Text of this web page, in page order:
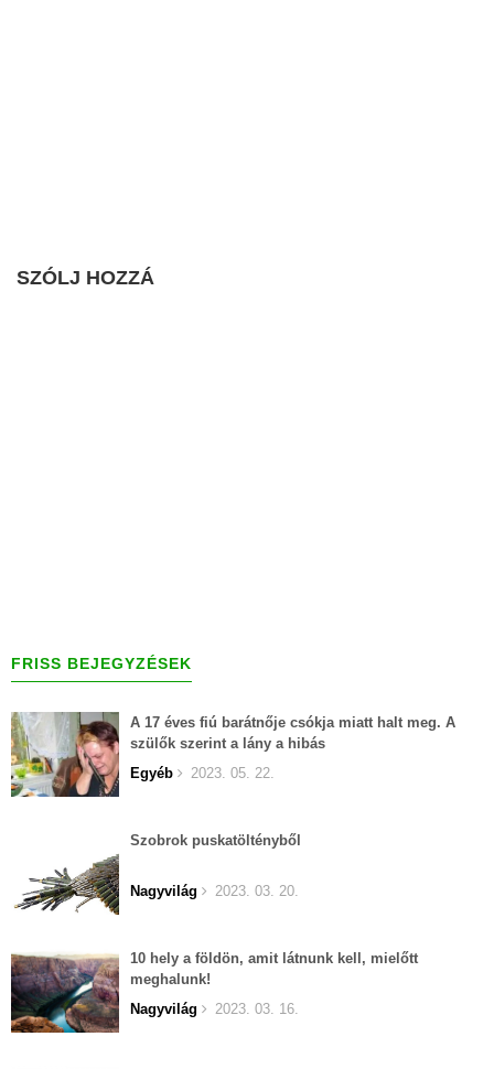
SZÓLJ HOZZÁ
FRISS BEJEGYZÉSEK
A 17 éves fiú barátnője csókja miatt halt meg. A
szülők szerint a lány a hibás
Egyéb
2023. 05. 22.
Szobrok puskatöltényből
Nagyvilág 2023. 03. 20.
10 hely a földön, amit látnunk kell, mielőtt
meghalunk!
Nagyvilág
2023. 03. 16.